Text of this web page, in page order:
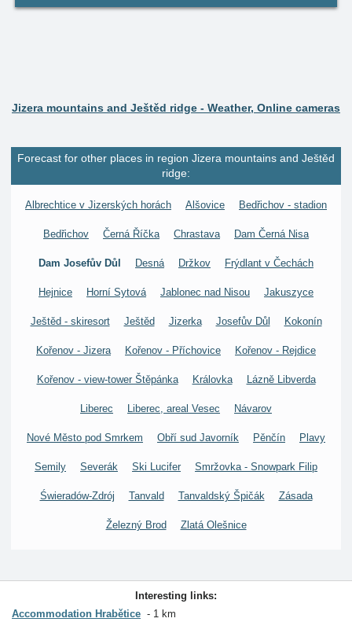
Jizera mountains and Ještěd ridge - Weather, Online cameras
Forecast for other places in region Jizera mountains and Ještěd
ridge:
Albrechtice v Jizerských horách Alšovice Bedřichov - stadion
Bedřichov Černá Říčka Chrastava Dam Černá Nisa
Dam Josefův Důl Desná Držkov Frýdlant v Čechách
Hejnice Horní Sytová Jablonec nad Nisou Jakuszyce
Ještěd - skiresort Ještěd Jizerka Josefův Důl Kokonín
Kořenov - Jizera Kořenov - Příchovice Kořenov - Rejdice
Kořenov - view-tower Štěpánka Královka Lázně Libverda
Liberec Liberec, areal Vesec Návarov
Nové Město pod Smrkem Obří sud Javorník Pěnčín Plavy
Semily Severák Ski Lucifer Smržovka - Snowpark Filip
Świeradów-Zdrój Tanvald Tanvaldský Špičák Zásada
Železný Brod Zlatá Olešnice
Interesting links:
Accommodation Hrabětice
1 km